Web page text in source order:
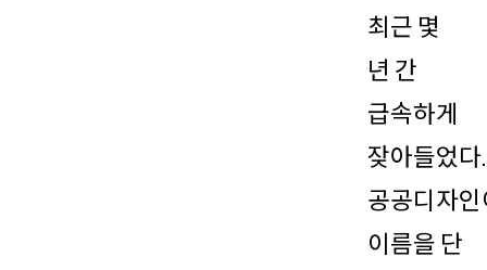
최근 몇
년 간
급속하게
잦아들었다.
공공디자
이름을 단